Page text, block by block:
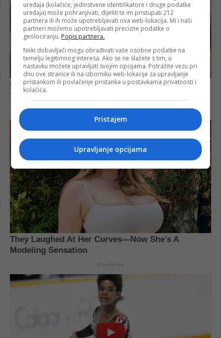
uređaja (kolačiće, jedinstvene identifikatore i druge podatke
uređaja) može pohranjivati, dijeliti te im pristupati 212
partnera ili ih može upotrebljavati ova web-lokacija. Mi i naši
partneri možemo upotrebljavati precizne podatke o
geolociranju. Popis partnera.
Neki dobavljači mogu obrađivati vaše osobne podatke na
temelju legitimnog interesa. Ako se ne slažete s tim, u
nastavku možete upravljati svojim opcijama. Potražite vezu pri
dnu ove stranice ili na izborniku web-lokacije za upravljanje
pristankom ili povlačenje pristanka u postavkama privatnosti i
kolačića.
Pristajem
Upravljanje opcijama